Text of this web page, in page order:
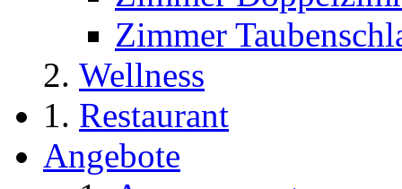
Zimmer
Wellness
Restaurant
Angebote